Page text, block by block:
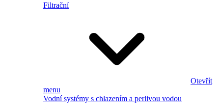
Filtrační
Otevřít
menu
Vodní systémy s chlazením a perlivou vodou